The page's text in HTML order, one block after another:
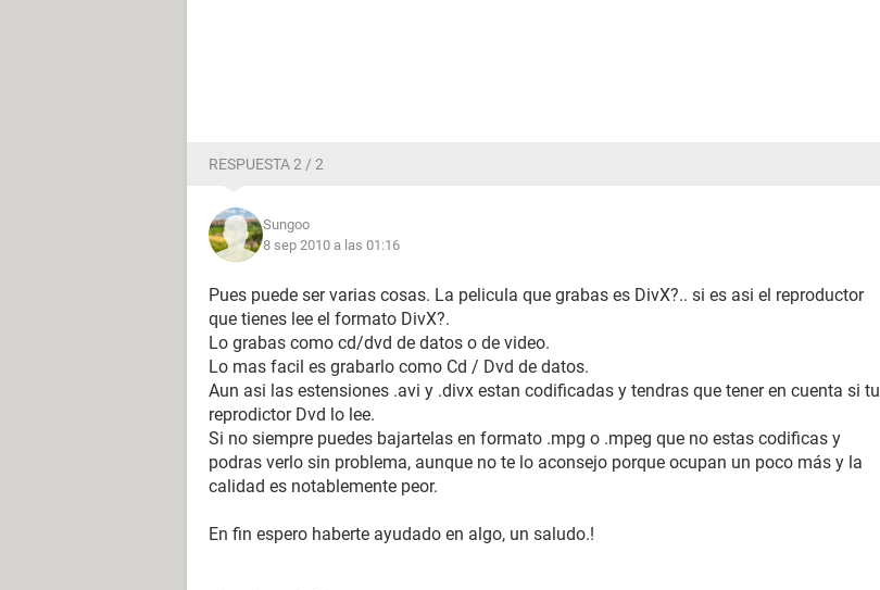
RESPUESTA 2 / 2
Sungoo
8 sep 2010 a las 01:16
Pues puede ser varias cosas. La pelicula que grabas es DivX?.. si es asi el reproductor
que tienes lee el formato DivX?.
Lo grabas como cd/dvd de datos o de video.
Lo mas facil es grabarlo como Cd / Dvd de datos.
Aun asi las estensiones .avi y .divx estan codificadas y tendras que tener en cuenta si tu
reprodictor Dvd lo lee.
Si no siempre puedes bajartelas en formato .mpg o .mpeg que no estas codificas y
podras verlo sin problema, aunque no te lo aconsejo porque ocupan un poco más y la
calidad es notablemente peor.
En fin espero haberte ayudado en algo, un saludo.!